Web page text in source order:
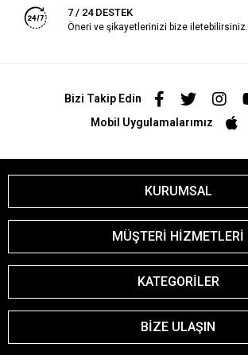
7 / 24 DESTEK
Öneri ve şikayetlerinizi bize iletebilirsiniz.
Bizi Takip Edin
Mobil Uygulamalarımız
KURUMSAL
MÜŞTERİ HİZMETLERİ
KATEGORİLER
BİZE ULAŞIN